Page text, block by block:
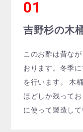
吉野杉の木
このお酢は昔な
おります。冬季
を行います。 木
ほどしか残って
に使って製造して